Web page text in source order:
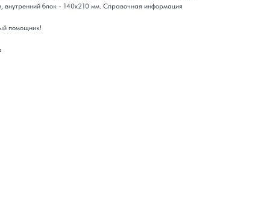
внутренний блок - 140х210 мм. Справочная информация
помощник!